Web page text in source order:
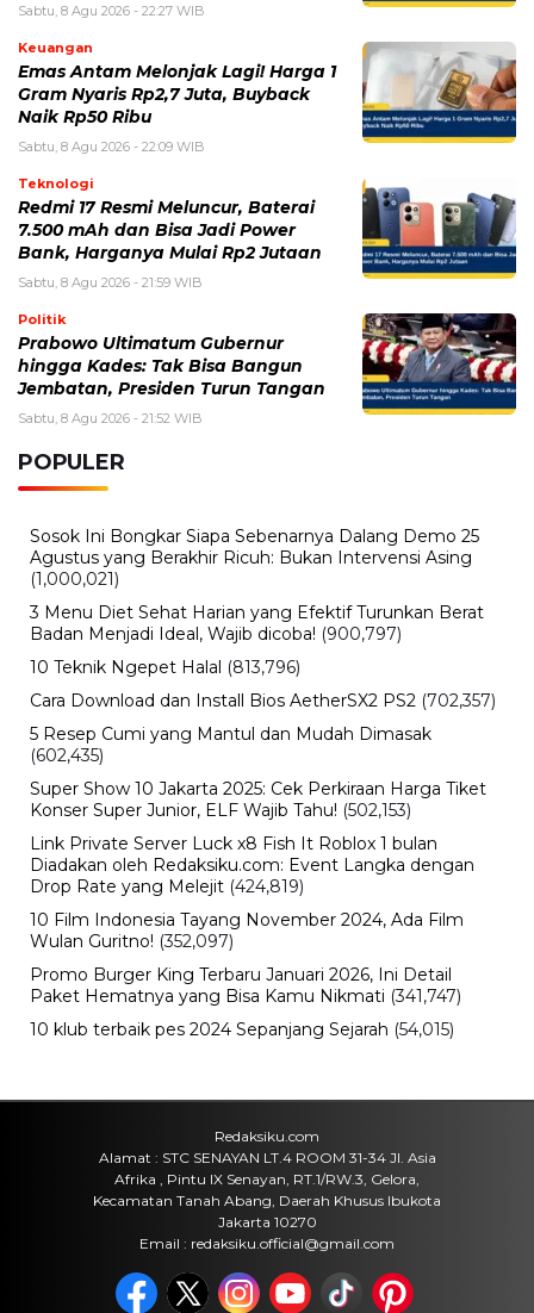
Sabtu, 8 Agu 2026 - 22:27 WIB
Keuangan
Emas Antam Melonjak Lagi! Harga 1
Gram Nyaris Rp2,7 Juta, Buyback
Naik Rp50 Ribu
Sabtu, 8 Agu 2026 - 22:09 WIB
Teknologi
Redmi 17 Resmi Meluncur, Baterai
7.500 mAh dan Bisa Jadi Power
Bank, Harganya Mulai Rp2 Jutaan
Sabtu, 8 Agu 2026 - 21:59 WIB
Politik
Prabowo Ultimatum Gubernur
hingga Kades: Tak Bisa Bangun
Jembatan, Presiden Turun Tangan
Sabtu, 8 Agu 2026 - 21:52 WIB
POPULER
Sosok Ini Bongkar Siapa Sebenarnya Dalang Demo 25
Agustus yang Berakhir Ricuh: Bukan Intervensi Asing
(1,000,021)
3 Menu Diet Sehat Harian yang Efektif Turunkan Berat
Badan Menjadi Ideal, Wajib dicoba! (900,797)
10 Teknik Ngepet Halal (813,796)
Cara Download dan Install Bios AetherSX2 PS2 (702,357)
5 Resep Cumi yang Mantul dan Mudah Dimasak
(602,435)
Super Show 10 Jakarta 2025: Cek Perkiraan Harga Tiket
Konser Super Junior, ELF Wajib Tahu! (502,153)
Link Private Server Luck x8 Fish It Roblox 1 bulan
Diadakan oleh Redaksiku.com: Event Langka dengan
Drop Rate yang Melejit (424,819)
10 Film Indonesia Tayang November 2024, Ada Film
Wulan Guritno! (352,097)
Promo Burger King Terbaru Januari 2026, Ini Detail
Paket Hematnya yang Bisa Kamu Nikmati (341,747)
10 klub terbaik pes 2024 Sepanjang Sejarah (54,015)
Redaksiku.com
Alamat : STC SENAYAN LT.4 ROOM 31-34 Jl. Asia
Afrika , Pintu IX Senayan, RT.1/RW.3, Gelora,
Kecamatan Tanah Abang, Daerah Khusus Ibukota
Jakarta 10270
Email : redaksiku.official@gmail.com